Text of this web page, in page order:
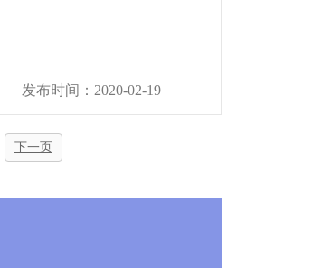
发布时间：2020-02-19
下一页